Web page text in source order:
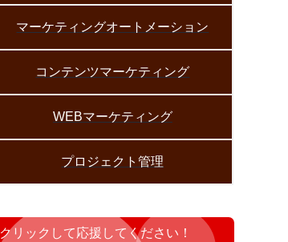
マーケティングオートメーション
コンテンツマーケティング
WEBマーケティング
プロジェクト管理
クリックして応援してください！